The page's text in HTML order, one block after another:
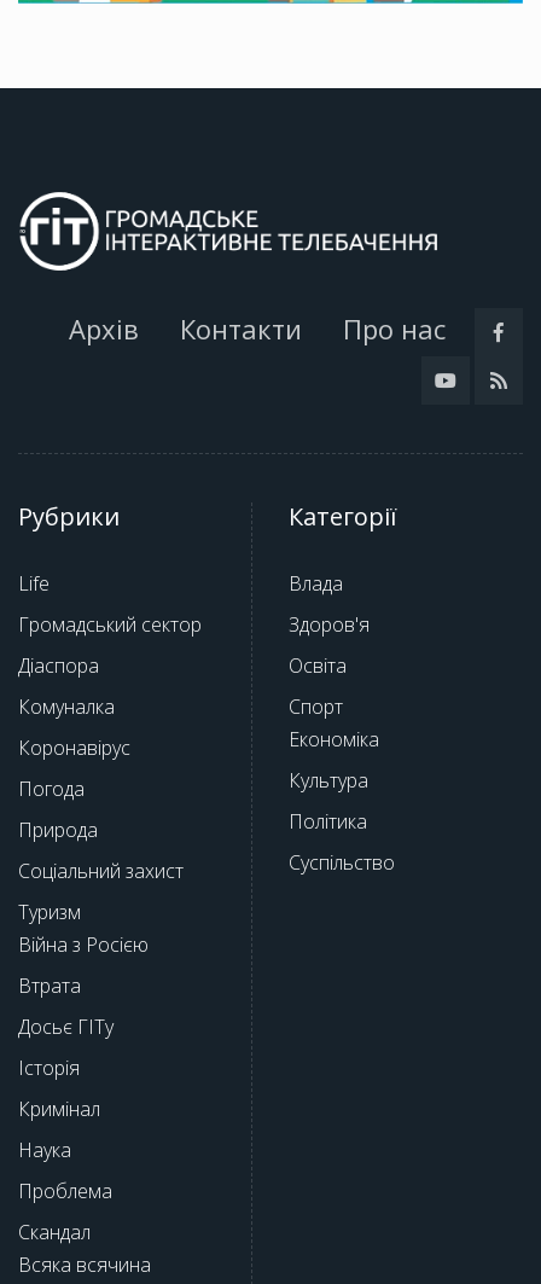
Архів Контакти Про нас
Рубрики
Life
Громадський сектор
Діаспора
Комуналка
Коронавірус
Погода
Природа
Соціальний захист
Туризм
Війна з Росією
Втрата
Досьє ГІТу
Історія
Кримінал
Наука
Проблема
Скандал
Всяка всячина
Категорії
Влада
Здоров'я
Освіта
Спорт
Економіка
Культура
Політика
Суспільство